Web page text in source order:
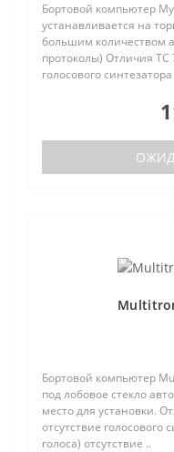
Бортовой компьютер
устанавливается на
большим количеством
протоколы) Отличия TC
голосового
Бортовой компьютер
под лобовое стекло
место для установки.
отсутствие голосового
голоса) отсутствие ..